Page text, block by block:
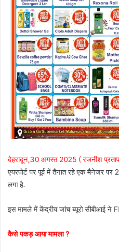
देहरादून,30 अगस्त 2025 ( रजनीश
एयरपोर्ट पर पूर्व में तैनात रहे एक मैनेजर
लगा है.
इस मामले में केंद्रीय जांच ब्यूरो सीबीआई ने
कैसे पकड़ आया मामला ?